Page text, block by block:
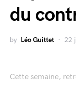
du
by Léo Guittet 22
Cette semaine,